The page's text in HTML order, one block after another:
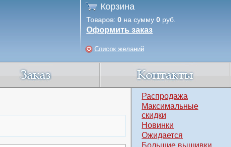
Корзина
Товаров: 0 на сумму 0 руб.
Оформить заказ
Список желаний
Распродажа
Максимальные
скидки
Новинки
Ожидается
Большие вышивки